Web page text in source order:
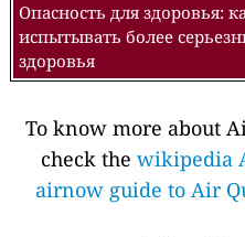
Опасность для здоровья:
испытывать более
здоровья
To know more about
check the wikipedia
airnow guide to Air